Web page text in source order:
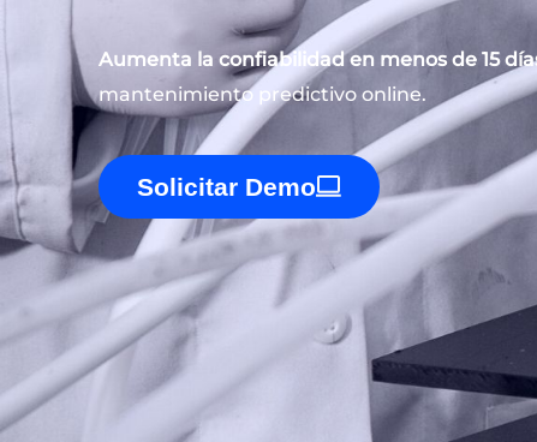
Aumenta la confiabilidad en menos de 15
mantenimiento predictivo online.
Solicitar Demo